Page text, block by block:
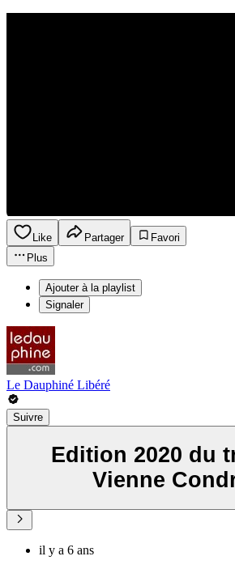
Like Partager
Favori
Plus
Ajouter à la playlist
Signaler
Le Dauphiné Libéré
Suivre
Edition 2020 du
Vienne
il y a 6 ans